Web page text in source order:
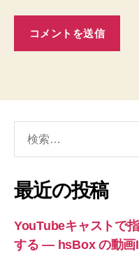
象:
最近の投稿
YouTubeキャストで
する ― hsBox の動画